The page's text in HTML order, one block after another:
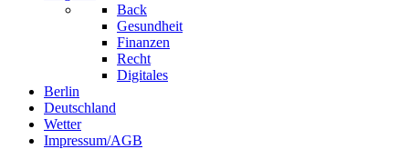
Back
Gesundheit
Finanzen
Recht
Digitales
Berlin
Deutschland
Wetter
Impressum/AGB